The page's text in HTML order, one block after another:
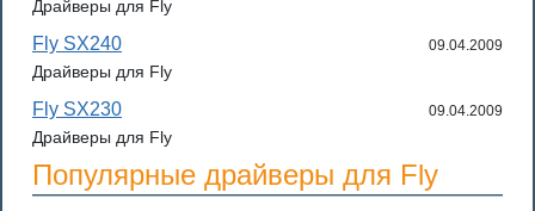
Драйверы для Fly
Fly SX240 09.04.2009
Драйверы для Fly
Fly SX230 09.04.2009
Драйверы для Fly
Популярные драйверы для Fly